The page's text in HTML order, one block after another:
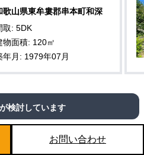
歌山県東牟婁郡串本町和深
取: 5DK
物面積: 120㎡
年月: 1979年07月
履歴
ータはありません。
検討しています
お問い合わせ